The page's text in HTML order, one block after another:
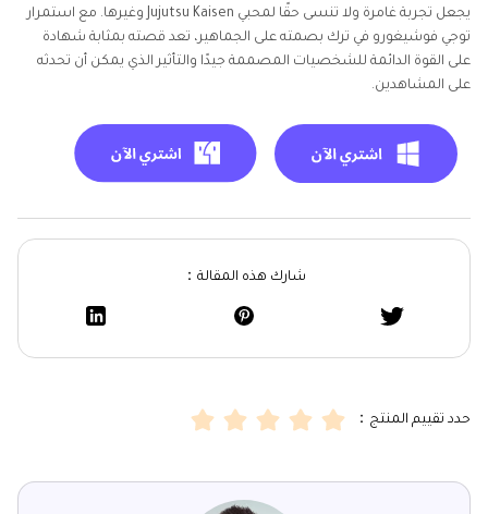
يجعل تجربة غامرة ولا تنسى حقًا لمحبي Jujutsu Kaisen وغيرها. مع استمرار
توجي فوشيغورو في ترك بصمته على الجماهير، تعد قصته بمثابة شهادة
على القوة الدائمة للشخصيات المصممة جيدًا والتأثير الذي يمكن أن تحدثه
على المشاهدين.
شارك هذه المقالة：
حدد تقييم المنتج：